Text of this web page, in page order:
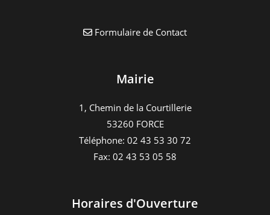
Formulaire de Contact
Mairie
1, Chemin de la Courtillerie
53260 FORCE
Téléphone: 02 43 53 30 72
Fax: 02 43 53 05 58
Horaires d'Ouverture